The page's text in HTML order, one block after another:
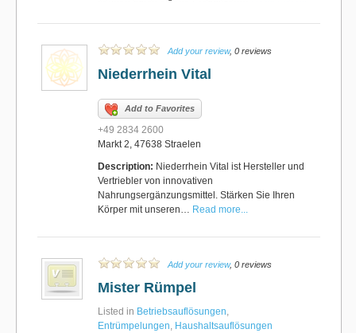
Add your review, 0 reviews
Niederrhein Vital
Add to Favorites
+49 2834 2600
Markt 2, 47638 Straelen
Description: Niederrhein Vital ist Hersteller und
Vertriebler von innovativen
Nahrungsergänzungsmittel. Stärken Sie Ihren
Körper mit unseren… Read more...
Add your review, 0 reviews
Mister Rümpel
Listed in Betriebsauflösungen,
Entrümpelungen, Haushaltsauflösungen